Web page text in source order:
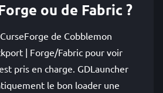
ou de Fabric ?
de Cobblemon
| Forge/Fabric pour voir
pris en charge. GDLauncher
le bon loader une